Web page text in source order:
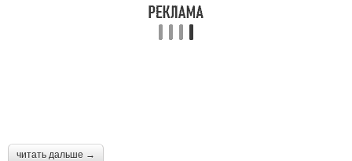
читать дальше →